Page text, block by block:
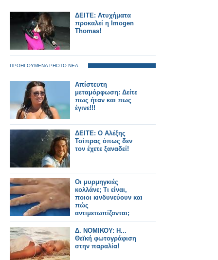
ΔΕΙΤΕ: Ατυχήματα
προκαλεί η Imogen
Thomas!
ΠΡΟΗΓΟΥΜΕΝΑ PHOTO ΝΕΑ
Απίστευτη
μεταμόρφωση: Δείτε
πως ήταν και πως
έγινε!!!
ΔΕΙΤΕ: Ο Αλέξης
Τσίπρας όπως δεν
τον έχετε ξαναδεί!
Οι μυρμηγκιές
κολλάνε; Τι είναι,
ποιοι κινδυνεύουν και
πώς
αντιμετωπίζονται;
Δ. ΝΟΜΙΚΟΥ: Η...
Θεϊκή φωτογράφιση
στην παραλία!